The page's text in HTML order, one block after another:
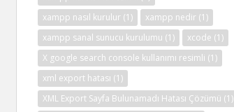
xampp nasıl kurulur (1) xampp nedir (1)
xampp sanal sunucu kurulumu (1) xcode (1)
X google search console kullanımı resimli (1)
xml export hatası (1)
XML Export Sayfa Bulunamadı Hatası Çözümü (1)